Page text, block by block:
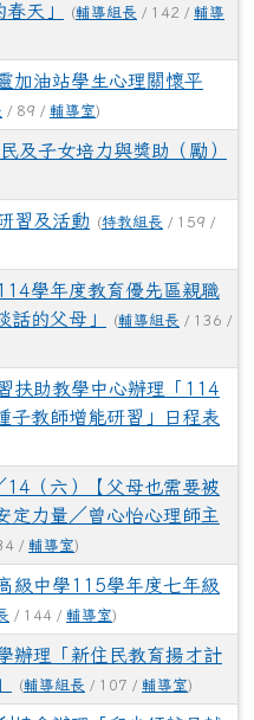
/ 89 /輔導室)
及子女培力與獎助（勵）
習及活動 (特教組長/ 159 /
學年度教育優先區親職
話的父母」 (輔導組長 / 136 /
扶助教學中心辦理「114
子教師增能研習」日程表
14（六）【父母也需要被
定力量／曾心怡心理師主
級中學115學年度七年級
/ 144 /輔導室)
辦理「新住民教育揚才計
(輔導組長/ 107 /輔導室)
協會辦理「兒少領航員輔
分級教育訓練（上半年
/輔導室